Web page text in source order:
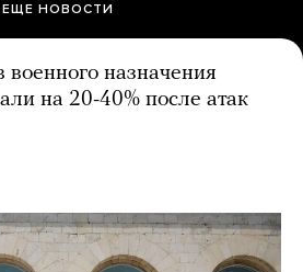
ЕЩЕ НОВОСТИ
назначения
на 20-40% после атак